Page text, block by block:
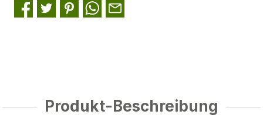
Produkt-Beschreibung